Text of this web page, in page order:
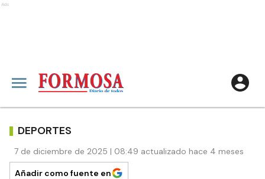
Ads
DEPORTES
7 de diciembre de 2025 | 08:49 actualizado hace 4 meses
Añadir como fuente en